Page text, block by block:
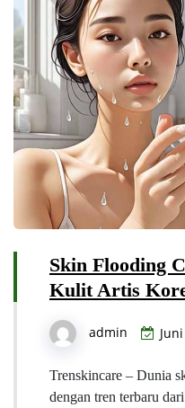
Skin Flooding
Kulit Artis
admin
Trenskincare – Dunia
dengan tren terbaru